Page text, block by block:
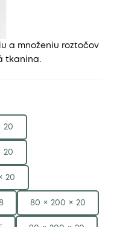
a množeniu roztočov
tkanina.
20
20
20
80 × 200 × 20